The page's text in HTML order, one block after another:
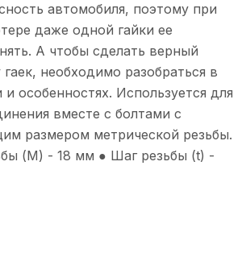
автомобиля, поэтому при
даже одной гайки ее
А чтобы сделать верный
необходимо разобраться в
особенностях. Используется для
вместе с болтами с
размером метрической резьбы.
(М) - 18 мм ● Шаг резьбы (t) -